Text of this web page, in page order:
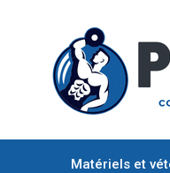
Matériels et